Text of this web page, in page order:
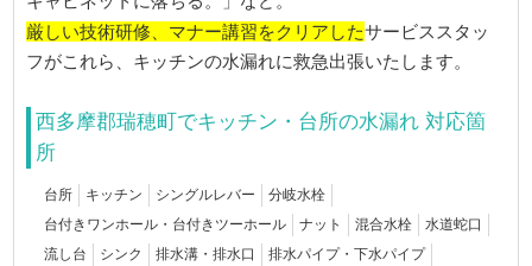
厳しい技術研修、マナー講習をクリアしたサービススタッ
フがこれら、キッチンの水漏れに救急出張いたします。
西多摩郡瑞穂町でキッチン・台所の水漏れ 対応箇
所
台所 キッチン シングルレバー
分岐水栓
台付きワンホール・台付きツーホール
ナット 混合水栓
水道蛇口
流し台
シンク 排水溝・排水口 排水パイプ・下水パイプ